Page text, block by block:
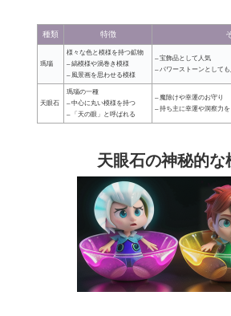
種類 特徴
瑪瑙
様々な色と模様を持つ鉱物
– 縞模様や渦巻き模様
– 風景画を思わせる模様
– 宝飾品として人気
– パワーストーンとして
天眼石
瑪瑙の一種
– 中心に丸い模様を持つ
– 「天の眼」と呼ばれる
– 魔除けや幸運のお守り
– 持ち主に幸運や洞察力
天眼石の神秘的な